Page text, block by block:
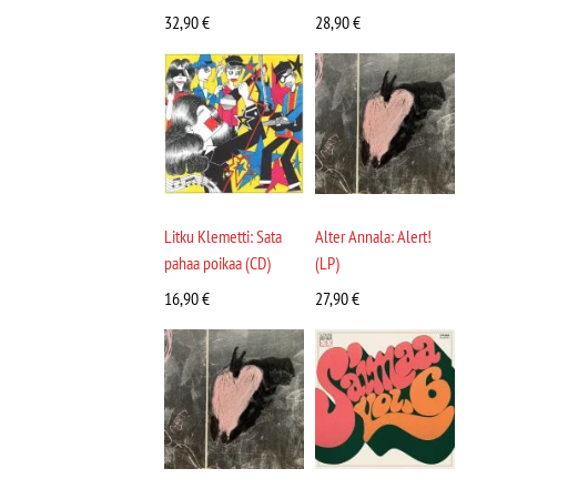
32,90€ 28,90€
Litku Klemetti: Sata
pahaa poikaa (CD)
16,90€
Alter Annala: Alert!
(LP)
27,90€